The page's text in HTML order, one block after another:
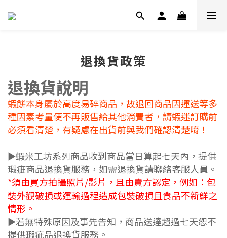
退換貨政策
退換貨說明
蝦餅本身屬於高度易碎商品，故退回商品因運送等多
種因素考量便不再販售給其他消費者， 請蝦迷訂購前
必須看清楚，有疑慮在出貨前與我們確認清楚唷！
►蝦米工坊系列商品收到商品當日算起七天內，提供
瑕疵商品退換貨服務， 如需退換貨請聯絡客服人員 。
*須由買方拍攝照片/影片，且由賣方認定，例如：包
裝外觀破損或運輸過程造成包裝破損且食品不新鮮之
情形 。
►若無特殊原因及事先告知，商品送達超過七天恕不
提供瑕疵品退換貨服務。